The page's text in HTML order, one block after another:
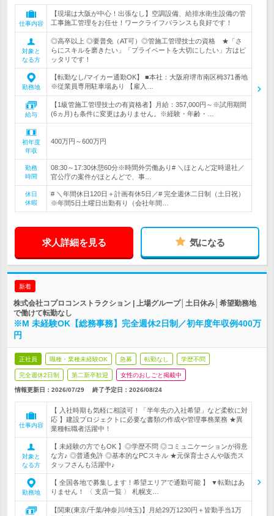
仕事内容
【現場は大阪が中心！出張なし】空調設備、給排水衛生設備の管
工事施工管理をお任せ！ワークライフバランスも良好です！
対象と
なる方
◎高卒以上 ◎要普免（AT可）◎管施工管理技士の資格 ★「さ
らにスキルを磨きたい」「プライベートを大切にしたい」方はピ
ッタリです！
勤務地
【転勤なし/マイカー通勤OK】 ■本社：大阪府堺市南区栂371番地
※従業員専用駐車場あり 【雇入…
給与
【1級管施工管理技士の有資格者】月給：357,000円～※試用期間
(6ヵ月)も条件に変更はありません。※経験・年齢・…
初年度
年収
400万円～600万円
勤務
時間
08:30～17:30休憩60分※時間外労働あり# ＼ほとんど定時退社／
官公庁の案件がほとんどで、事…
休日
休暇
# ＼年間休日120日＋計画有休5日／# 完全週休二日制（土日祝）
※年間5日土曜日出勤有り（会社年間…
求人詳細を見る 気になる
新着
株式会社コプロコンストラクション | 上場グループ│土日休み│希望勤務地
で働けて転勤なし
※M 未経験OK【総務事務】完全週休2日制／初年度年収例400万
円
正社員 職種・業種未経験OK 急募 転勤なし 学歴不問
完全週休2日制 第二新卒歓迎 女性のおしごと掲載中
情報更新日：2026/07/29 終了予定日： 2026/08/24
仕事内容
【 入社時期も気軽に相談可！「半年先の入社希望」など柔軟に対
応 】建設プロジェクトに必要な書類の作成や管理事務業務 ★異
業種転職者活躍中！
対象と
なる方
【 未経験の方でもOK 】◎学歴不問 ◎コミュニケーションが得意
な方♪ ◎普通免許 ◎基本的なPCスキル ★元保育士さんや販売ス
タッフさんも活躍中♪
勤務地
【 全国各地で募集します！希望エリアで通勤可能 】 ▼転勤はあ
りません！ 〈 支店一覧 〉 札幌支…
【関東(東京/千葉/神奈川/埼玉)】月給29万1230円＋皆勤手当1万